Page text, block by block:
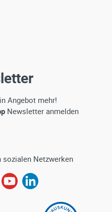
Angebot mehr!
Newsletter anmelden
sozialen Netzwerken